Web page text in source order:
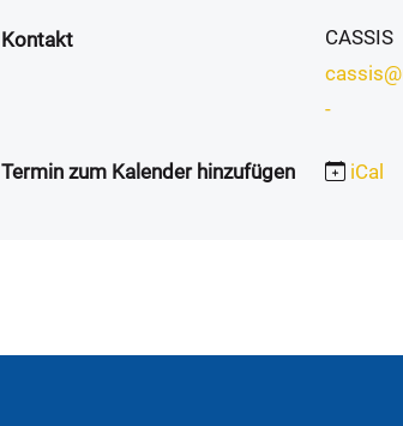
Kontakt
CASSIS
-
Termin zum Kalender hinzufügen iCal